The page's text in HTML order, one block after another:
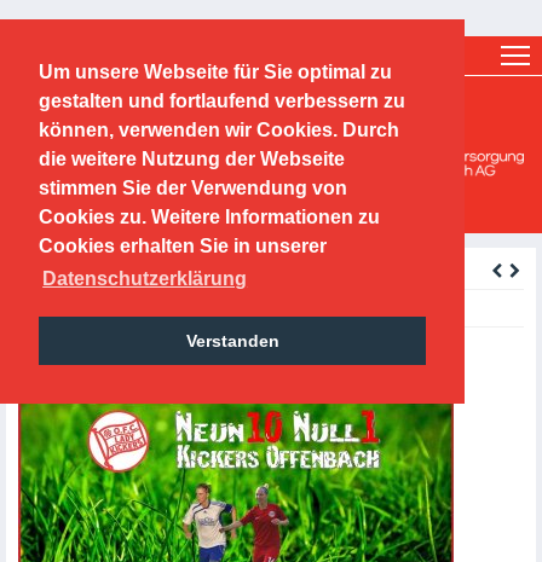
Um unsere Webseite für Sie optimal zu
gestalten und fortlaufend verbessern zu
können, verwenden wir Cookies. Durch
die weitere Nutzung der Webseite
stimmen Sie der Verwendung von
Cookies zu. Weitere Informationen zu
Cookies erhalten Sie in unserer
Datenschutzerklärung
Verstanden
O.F.C. Kickers 1901 e.V.
Mädchen-/ und
Auswärtsspiel OFC Frauen 1
zurück